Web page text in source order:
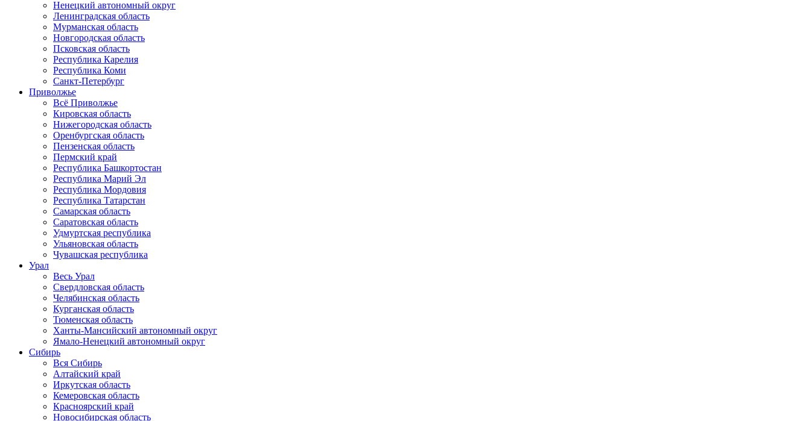
Ненецкий автономный округ
Ленинградская область
Мурманская область
Новгородская область
Псковская область
Республика Карелия
Республика Коми
Санкт-Петербург
Приволжье
Всё Приволжье
Кировская область
Нижегородская область
Оренбургская область
Пензенская область
Пермский край
Республика Башкортостан
Республика Марий Эл
Республика Мордовия
Республика Татарстан
Самарская область
Саратовская область
Удмуртская республика
Ульяновская область
Чувашская республика
Урал
Весь Урал
Свердловская область
Челябинская область
Курганская область
Тюменская область
Ханты-Мансийский автономный округ
Ямало-Ненецкий автономный округ
Сибирь
Вся Сибирь
Алтайский край
Иркутская область
Кемеровская область
Красноярский край
Новосибирская область